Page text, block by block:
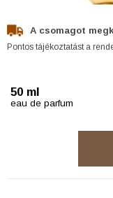
A csomagot
Pontos tájékoztatást a
50 ml
eau de parfum